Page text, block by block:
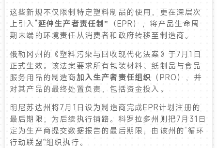
这些新规不仅限制特定塑料制品的使用，更在深层次
上引入“延伸生产者责任制” （EPR），将产品生命周
期末端的环境责任从消费者和政府转移至制造商。
俄勒冈州的《塑料污染与回收现代化法案》于7月1日
正式生效。该法案要求所有包装材料、纸制品与食品
服务用品的制造商加入生产者责任组织 （PRO），并
对其产品的最终处置负责，包括资金投入。
明尼苏达州将7月1日设为制造商完成EPR计划注册的
最后期限，为后续执行铺路。科罗拉多州则把7月31日
定为生产商提交数据报告的最后期限，由该州的“循环
行动联盟”组织执行。